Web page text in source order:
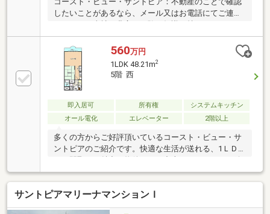
したいことがあるなら、メール又はお電話にてご連絡
で、丁寧にお答えします。
560万円
1LDK 48.21m2
5階 西
即入居可 所有権
システムキッチン
オール電化
エレベーター 2階以上
多くの方からご好評頂いているコースト・ビュー・サ
ントピアのご紹介です。快適な生活が送れる、1ＬＤ
麗で機能的な設備のあるマンションです。住まい探し
は地域に
サントピアマリーナマンションＩ